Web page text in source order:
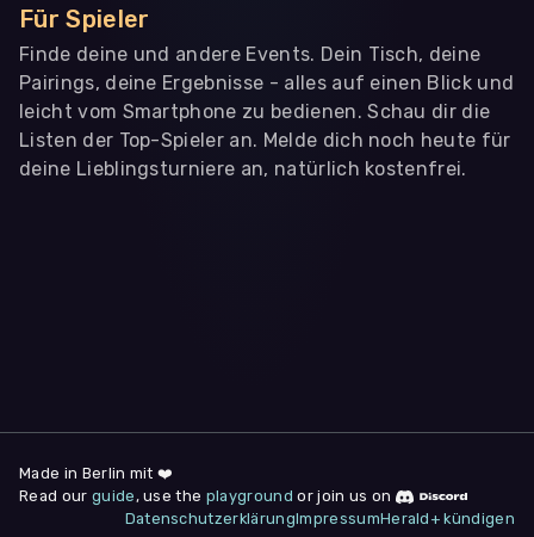
Für Spieler
Finde deine und andere Events. Dein Tisch, deine
Pairings, deine Ergebnisse - alles auf einen Blick und
leicht vom Smartphone zu bedienen. Schau dir die
Listen der Top-Spieler an. Melde dich noch heute für
deine Lieblingsturniere an, natürlich kostenfrei.
deine Zustimmung jederzeit unter "
am Seitenende widerrufen.
Made in Berlin mit ❤️
Read our guide , use the playground or join us on
DatenschutzerklärungImpressumHerald+ kündigen